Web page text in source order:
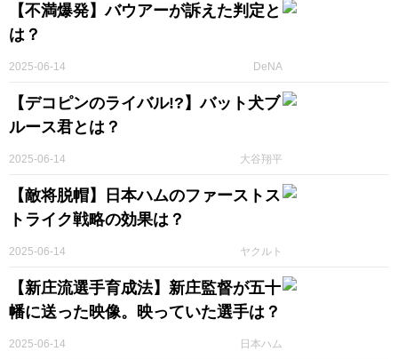
【不満爆発】バウアーが訴えた判定と
は？
DeNA
2025-06-14
【デコピンのライバル!?】バット犬ブ
ルース君とは？
大谷翔平
2025-06-14
【敵将脱帽】日本ハムのファーストス
トライク戦略の効果は？
ヤクルト
2025-06-14
【新庄流選手育成法】新庄監督が五十
幡に送った映像。映っていた選手は？
日本ハム
2025-06-14